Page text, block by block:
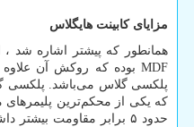
مزایای کابینت هایگلاس
همانطور که پیشتر اشاره شد
MDF بوده که روکش آن علاوه
پلکسی گلاس می‌باشد. پلکسی
که یکی از محکم‌ترین پلیمرهای
حدود ۵ برابر مقاومت